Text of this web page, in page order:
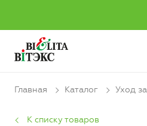
Главная Каталог Уход
К списку товаров